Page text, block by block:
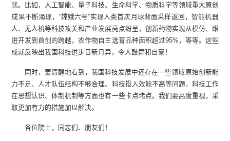
就。比如，人工智能、量子科技、生命科学、物质科学等领域重大原创
成果不断涌现，“嫦娥六号”实现人类首次月球背面采样返回，智能机器
人、无人机等科技攻关和产业发展亮点纷呈，创新药物实现从模仿、跟
进开发到首创的跨越，农作物自主选育品种面积超过95%，等等。这些
成就反映出我国科技进步日新月异，令人鼓舞和自豪！
同时，要清醒地看到，我国科技发展中还存在一些领域原始创新能
力不足、人才队伍结构不够合理、科技投入效能不高等问题，科技工作
在思想认识、体制机制等方面也有一些卡点堵点。我们要高度重视，采
取更加有力的措施加以解决。
各位院士，同志们、朋友们！